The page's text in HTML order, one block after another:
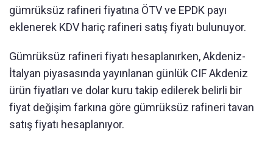
gümrüksüz rafineri fiyatına ÖTV ve EPDK payı
eklenerek KDV hariç rafineri satış fiyatı bulunuyor.
Gümrüksüz rafineri fiyatı hesaplanırken, Akdeniz-
İtalyan piyasasında yayınlanan günlük CIF Akdeniz
ürün fiyatları ve dolar kuru takip edilerek belirli bir
fiyat değişim farkına göre gümrüksüz rafineri tavan
satış fiyatı hesaplanıyor.